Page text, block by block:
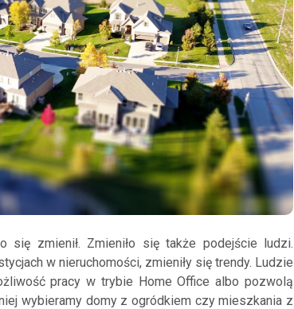
się zmienił. Zmieniło się także podejście ludzi.
w nieruchomości, zmieniły się trendy. Ludzie
pracy w trybie Home Office albo pozwolą
wybieramy domy z ogródkiem czy mieszkania z